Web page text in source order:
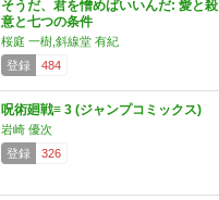
そうだ、君を憎めばいいんだ: 愛と殺
意と七つの条件
桜庭 一樹,斜線堂 有紀
登録
484
呪術廻戦≡ 3 (ジャンプコミックス)
岩崎 優次
登録
326